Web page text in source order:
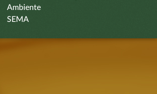
Ambiente
SEMA